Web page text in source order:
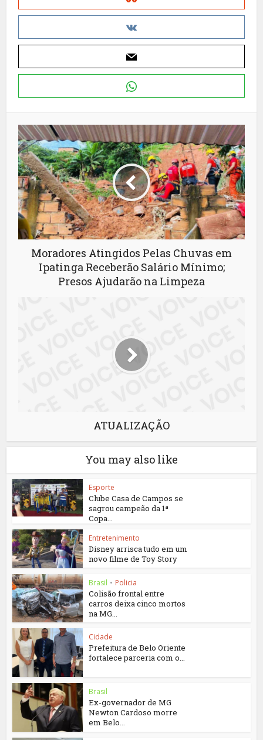
Moradores Atingidos Pelas Chuvas em
Ipatinga Receberão Salário Mínimo;
Presos Ajudarão na Limpeza
ATUALIZAÇÃO
You may also like
Esporte
Clube Casa de Campos se
sagrou campeão da 1ª
Copa...
Entretenimento
Disney arrisca tudo em um
novo filme de Toy Story
Brasil • Policia
Colisão frontal entre
carros deixa cinco mortos
na MG...
Cidade
Prefeitura de Belo Oriente
fortalece parceria com o...
Brasil
Ex-governador de MG
Newton Cardoso morre
em Belo...